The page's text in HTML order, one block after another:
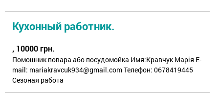
Кухонный работник.
, 10000 грн.
Помошник повара або посудомойка Имя:Кравчук Марія E-
mail: mariakravcuk934@gmail.com Телефон: 0678419445
Сезоная работа